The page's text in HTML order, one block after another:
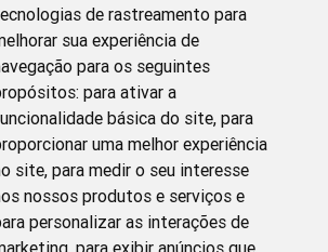
de rastreamento para
sua experiência de
para os seguintes
para ativar a
básica do site, para
uma melhor experiência
site, para medir o seu interesse
nossos produtos e serviços e
personalizar as interações de
, para exibir anúncios que
Bibliotecas Corens
Bases da Saúde
de conhecimento
Endereço
208/209, Asa Sul, CEP: 70390-100